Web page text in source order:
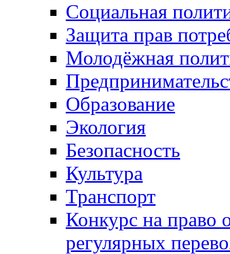
Социальная
Защита прав
Молодёжная
Образование
Экология
Безопасность
Культура
Транспорт
Конкурс на право
регулярных